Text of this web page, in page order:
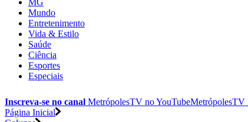
MG
Mundo
Entretenimento
Vida & Estilo
Saúde
Ciência
Esportes
Especiais
Inscreva-se no canal MetrópolesTV noYouTubeMetrópolesTV
Página Inicial